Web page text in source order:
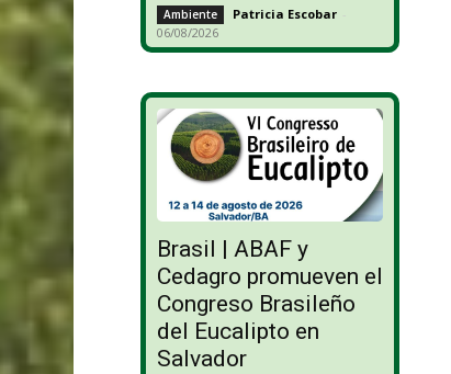
Ambiente Patricia Escobar -
06/08/2026
Brasil | ABAF y
Cedagro promueven el
Congreso Brasileño
del Eucalipto en
Salvador